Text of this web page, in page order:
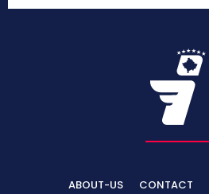
ABOUT-US CONTACT